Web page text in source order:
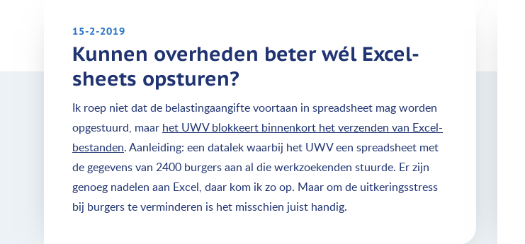
15-2-2019
Kunnen overheden beter wél Excel-
sheets opsturen?
Ik roep niet dat de belastingaangifte voortaan in spreadsheet mag worden
opgestuurd, maar het UWV blokkeert binnenkort het verzenden van Excel-
bestanden. Aanleiding: een datalek waarbij het UWV een spreadsheet met
de gegevens van 2400 burgers aan al die werkzoekenden stuurde. Er zijn
genoeg nadelen aan Excel, daar kom ik zo op. Maar om de uitkeringsstress
bij burgers te verminderen is het misschien juist handig.